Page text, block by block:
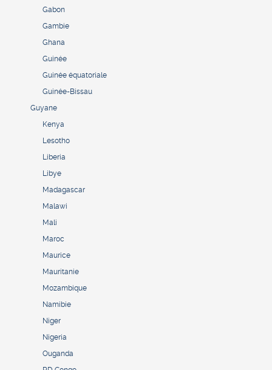
Gabon
Gambie
Ghana
Guinée
Guinée équatoriale
Guinée-Bissau
Guyane
Kenya
Lesotho
Liberia
Libye
Madagascar
Malawi
Mali
Maroc
Maurice
Mauritanie
Mozambique
Namibie
Niger
Nigeria
Ouganda